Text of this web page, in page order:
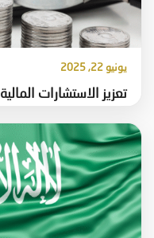
تعزيز الاستشارات المالية
يونيو 22, 2025